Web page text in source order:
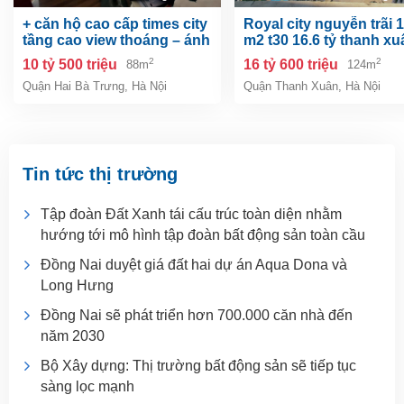
+ căn hộ cao cấp times city
tầng cao view thoáng – ánh
sáng ngập tràn - an ninh
tuyệt đối.
10 tỷ 500 triệu 88m2
Quận Hai Bà Trưng, Hà Nội
royal city nguyễn trãi 124
m2 t30 16.6 tỷ thanh
????????????căn hộ
cấp – cc royal city –
thất – căn vòm 2 ban
16 tỷ 600 triệu 124m2
Quận Thanh Xuân, Hà Nội
Tin tức thị trường
Tập đoàn Đất Xanh tái cấu trúc toàn diện nhằm
hướng tới mô hình tập đoàn bất động sản toàn cầu
Đồng Nai duyệt giá đất hai dự án Aqua Dona và
Long Hưng
Đồng Nai sẽ phát triển hơn 700.000 căn nhà đến
năm 2030
Bộ Xây dựng: Thị trường bất động sản sẽ tiếp tục
sàng lọc mạnh